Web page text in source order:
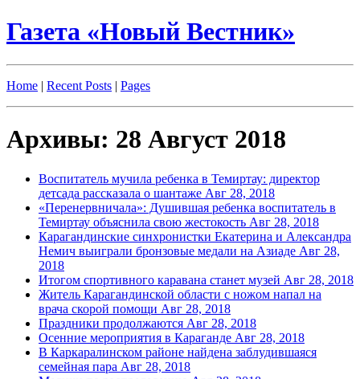
Газета «Новый Вестник»
Home | Recent Posts | Pages
Архивы: 28 Август 2018
Воспитатель мучила ребенка в Темиртау: директор
детсада рассказала о шантаже Авг 28, 2018
«Перенервничала»: Душившая ребенка воспитатель в
Темиртау объяснила свою жестокость Авг 28, 2018
Карагандинские синхронистки Екатерина и Александра
Немич выиграли бронзовые медали на Азиаде Авг 28,
2018
Итогом спортивного каравана станет музей Авг 28, 2018
Житель Карагандинской области с ножом напал на
врача скорой помощи Авг 28, 2018
Праздники продолжаются Авг 28, 2018
Осенние мероприятия в Караганде Авг 28, 2018
В Каркаралинском районе найдена заблудившаяся
семейная пара Авг 28, 2018